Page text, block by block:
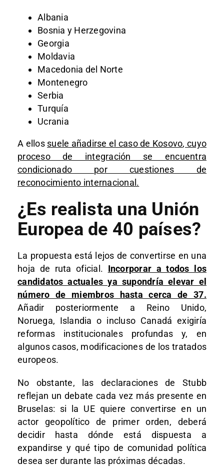
Albania
Bosnia y Herzegovina
Georgia
Moldavia
Macedonia del Norte
Montenegro
Serbia
Turquía
Ucrania
A ellos suele añadirse el caso de Kosovo, cuyo
proceso de integración se encuentra
condicionado por cuestiones de
reconocimiento internacional.
¿Es realista una Unión
Europea de 40 países?
La propuesta está lejos de convertirse en una
hoja de ruta oficial. Incorporar a todos los
candidatos actuales ya supondría elevar el
número de miembros hasta cerca de 37.
Añadir posteriormente a Reino Unido,
Noruega, Islandia o incluso Canadá exigiría
reformas institucionales profundas y, en
algunos casos, modificaciones de los tratados
europeos.
No obstante, las declaraciones de Stubb
reflejan un debate cada vez más presente en
Bruselas: si la UE quiere convertirse en un
actor geopolítico de primer orden, deberá
decidir hasta dónde está dispuesta a
expandirse y qué tipo de comunidad política
desea ser durante las próximas décadas.